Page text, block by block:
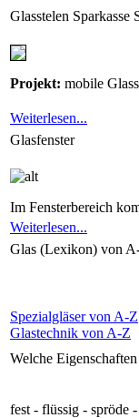
Glasstelen Sparkasse
Projekt: mobile
Weiterlesen...
Glasfenster
Im Fensterbereich
Weiterlesen...
Glas (Lexikon) von
Spezialgläser von A-Z
Glastechnik von A-Z
Welche
fest - flüssig - spröde